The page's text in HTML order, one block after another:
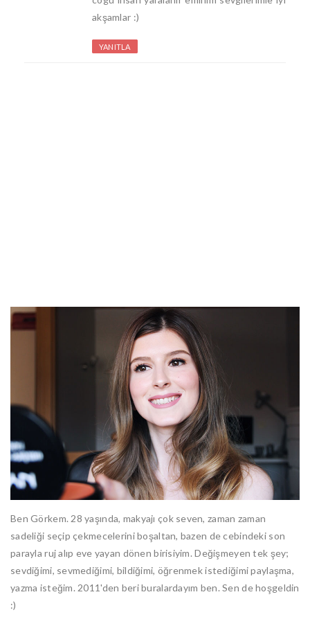
akşamlar :)
YANITLA
Ben Görkem. 28 yaşında, makyajı çok seven, zaman zaman
sadeliği seçip çekmecelerini boşaltan, bazen de cebindeki son
parayla ruj alıp eve yayan dönen birisiyim. Değişmeyen tek şey;
sevdiğimi, sevmediğimi, bildiğimi, öğrenmek istediğimi paylaşma,
yazma isteğim. 2011'den beri buralardayım ben. Sen de hoşgeldin
:)